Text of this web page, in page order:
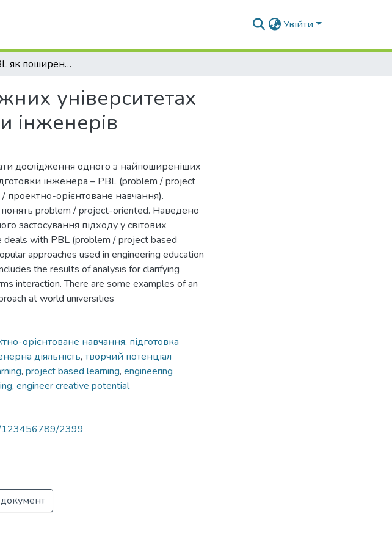
Увійти
Оцінка PBL як поширеного у зарубіжних університетах інноваційного підходу до підготовки інженерів
університетах
інженерів
дослідження одного з найпоширеніших
інженера – PBL (problem / project
проектно-орієнтоване навчання).
problem / project-oriented. Наведено
застосування підходу у світових
deals with PBL (problem / project based
approaches used in engineering education
the results of analysis for clarifying
interaction. There are some examples of an
at world universities
орієнтоване навчання, підготовка
діяльність, творчий потенціал
, project based learning, engineering
, engineer creative potential
123456789/2399